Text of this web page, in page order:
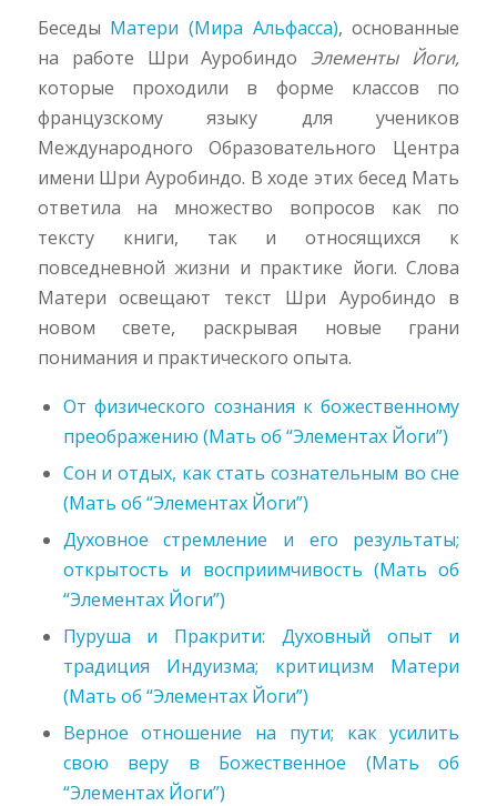
Беседы Матери (Мира Альфасса), основанные
на работе Шри АуробиндоЭлементы Йоги,
которые проходили в форме классов по
французскому языку для учеников
Международного Образовательного Центра
имени Шри Ауробиндо. В ходе этих бесед Мать
ответила на множество вопросов как по
тексту книги, так и относящихся к
повседневной жизни и практике йоги. Слова
Матери освещают текст Шри Ауробиндо в
новом свете, раскрывая новые грани
понимания и практического опыта.
От физического сознания к божественному
преображению (Мать об “Элементах Йоги”)
Сон и отдых, как стать сознательным во сне
(Мать об “Элементах Йоги”)
Духовное стремление и его результаты;
открытость и восприимчивость (Мать об
“Элементах Йоги”)
Пуруша и Пракрити: Духовный опыт и
традиция Индуизма; критицизм Матери
(Мать об “Элементах Йоги”)
Верное отношение на пути; как усилить
свою веру в Божественное (Мать об
“Элементах Йоги”)